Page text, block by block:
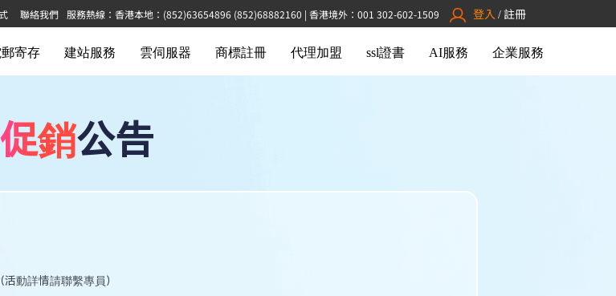
服務熱線：香港本地：(852)63654896 (852)68882160 | 香港境外：001 302-602-1509 登入 / 註冊
聯絡我們
寄存 建站服務 雲伺服器 商標註冊 代理加盟 ssl證書 AI服務 企業服務
促銷公告
（活動詳情請聯繫專員）